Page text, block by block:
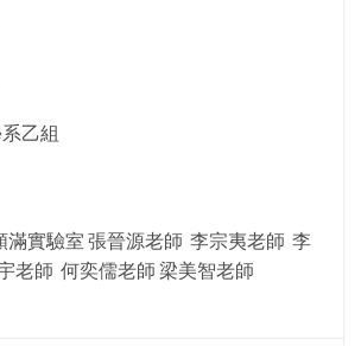
乙組
滿實驗室 張晉源老師 李宗夷老師 李
老師 何奕儒老師 梁美智老師